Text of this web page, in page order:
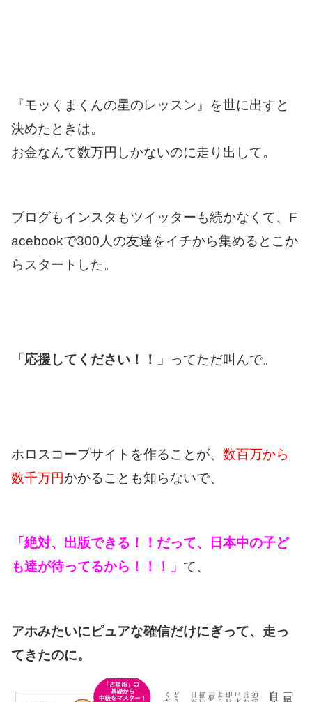
『モッくまくんの星のレッスン』を世に出すと
決めたときは。
お金なんて数万円しかないのに走り出して。
ブログもインスタもツイッターも続かなくて、F
acebookで300人の友達をイチから集めるとこか
らスタートした。
「応援してください！！」 ってただ叫んで。
ホロスコープサイトを作ることが、 数百万から
数千万円かかることも知らないで、
「絶対、出版できる！！だって、日本中の子ど
も達が待ってるから！！！」 て、
アホみたいにピュアな確信だけにぎって、走っ
てきたのに。